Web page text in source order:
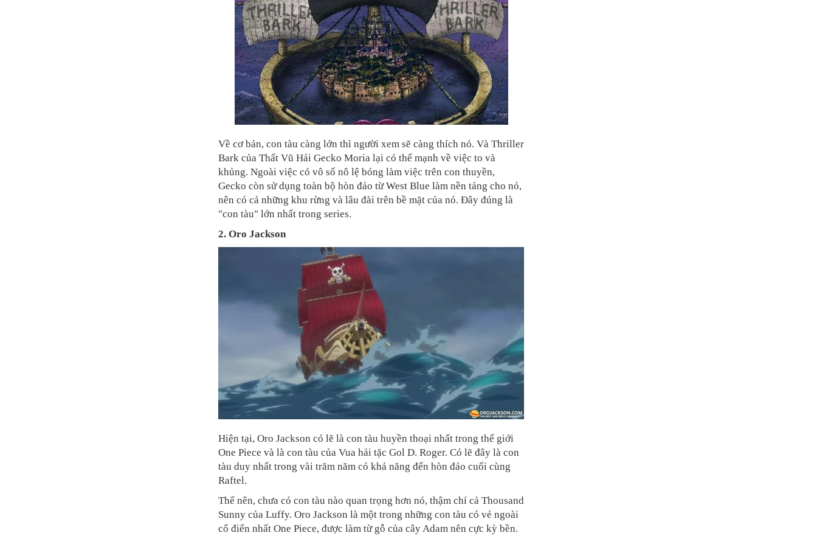
Về cơ bản, con tàu càng lớn thì người xem sẽ càng thích nó. Và Thriller
Bark của Thất Vũ Hải Gecko Moria lại có thế mạnh về việc to và
khủng. Ngoài việc có vô số nô lệ bóng làm việc trên con thuyền,
Gecko còn sử dụng toàn bộ hòn đảo từ West Blue làm nền tảng cho nó,
nên có cả những khu rừng và lâu đài trên bề mặt của nó. Đây đúng là
"con tàu" lớn nhất trong series.
2. Oro Jackson
Hiện tại, Oro Jackson có lẽ là con tàu huyền thoại nhất trong thế giới
One Piece và là con tàu của Vua hải tặc Gol D. Roger. Có lẽ đây là con
tàu duy nhất trong vài trăm năm có khả năng đến hòn đảo cuối cùng
Raftel.
Thế nên, chưa có con tàu nào quan trọng hơn nó, thậm chí cả Thousand
Sunny của Luffy. Oro Jackson là một trong những con tàu có vẻ ngoài
cổ điển nhất One Piece, được làm từ gỗ của cây Adam nên cực kỳ bền.